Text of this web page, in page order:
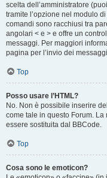
scelta dell’amministratore
tramite l’opzione nel modulo
comandi sono racchiusi tra
angolari < e > e offre un
messaggi. Per maggiori
pagina per l’invio dei
Top
Posso usare l’HTML?
No. Non è possibile inserire
come tale in questo Forum.
essere sostituita dal BBCode.
Top
Cosa sono le emoticon?